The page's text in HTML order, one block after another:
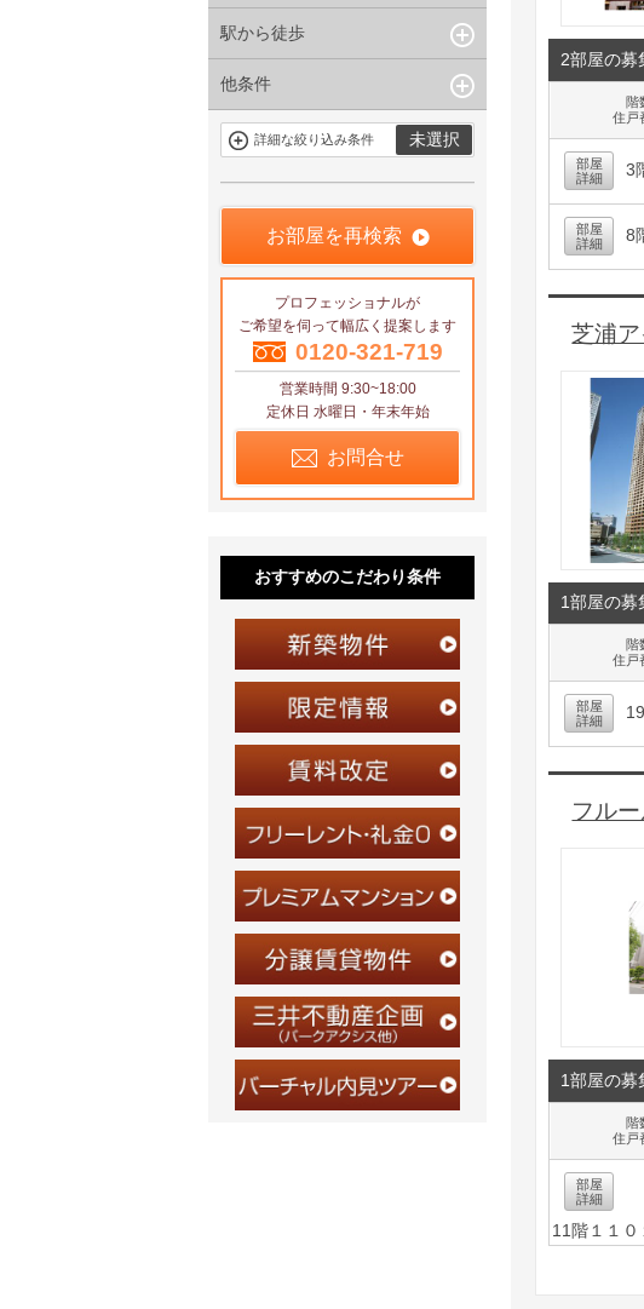
2部屋の募
階
住戸
部屋
詳細
3
部屋
詳細
8
芝浦
1部屋の募
階
住戸
部屋
詳細
フル
1部屋の募
階
住戸
部屋
詳細
11階１１０
礼金１ヶ月以下
フリーレント付き
指定なし
5年以内
15年以内
駅から徒歩
指定なし
10分以内
15分以内
他条件
駐車場有
当社限定物件
まない
件
申込無し物件
のみ表示
詳細な絞り込み条件 未選択
お部屋を再検索
プロフェッショナルが
ご希望を伺って幅広く提案します
0120-321-719
営業時間 9:30~18:00
定休日 水曜日・年末年始
お問合せ
おすすめのこだわり条件